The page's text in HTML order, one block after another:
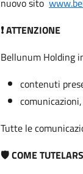
nuovo sito
❗️ATTENZIONE
Bellunum Holding
contenuti
Tutte le
🛡️COME